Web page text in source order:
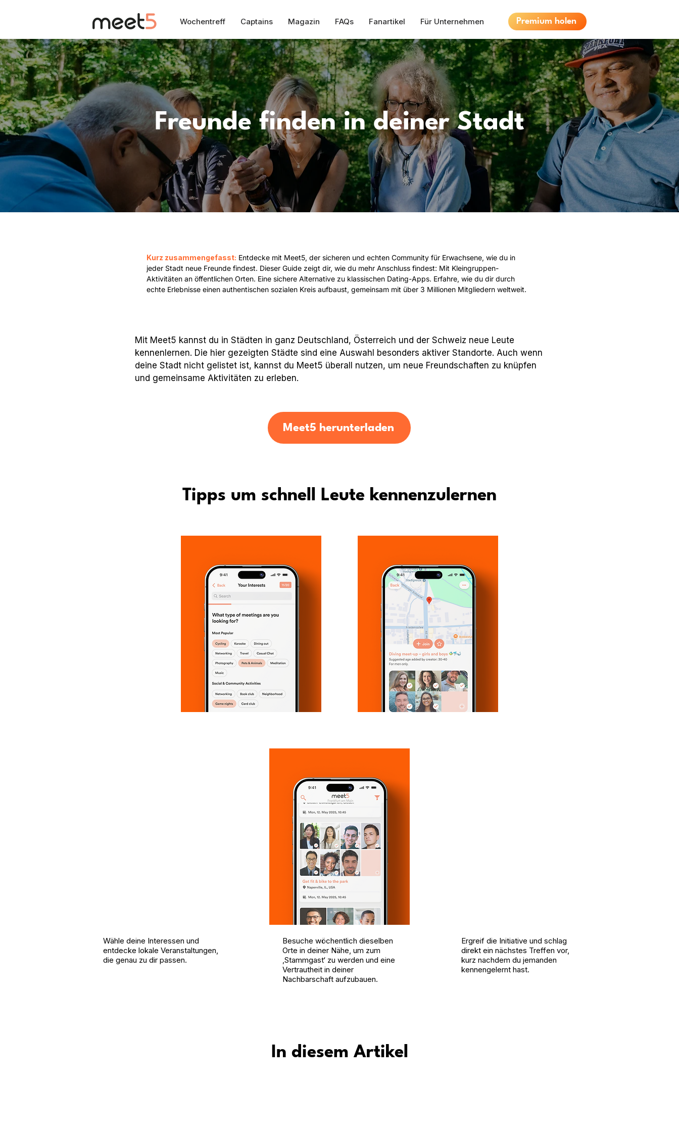
Wochentreff Captains Magazin FAQs Fanartikel Für Unternehmen Premium holen
Freunde finden in deiner Stadt
Kurz zusammengefasst: Entdecke mit Meet5, der sicheren und echten Community für Erwachsene, wie du in
jeder Stadt neue Freunde findest. Dieser Guide zeigt dir, wie du mehr Anschluss findest: Mit Kleingruppen-
Aktivitäten an öffentlichen Orten. Eine sichere Alternative zu klassischen Dating-Apps. Erfahre, wie du dir durch
echte Erlebnisse einen authentischen sozialen Kreis aufbaust, gemeinsam mit über 3 Millionen Mitgliedern weltweit.
Mit Meet5 kannst du in Städten in ganz Deutschland, Österreich und der Schweiz neue Leute
kennenlernen. Die hier gezeigten Städte sind eine Auswahl besonders aktiver Standorte. Auch wenn
deine Stadt nicht gelistet ist, kannst du Meet5 überall nutzen, um neue Freundschaften zu knüpfen
und gemeinsame Aktivitäten zu erleben.
Meet5 herunterladen
Tipps um schnell Leute kennenzulernen
Wähle deine Interessen und
entdecke lokale Veranstaltungen,
die genau zu dir passen.
Besuche wöchentlich dieselben
Orte in deiner Nähe, um zum
‚Stammgast‘ zu werden und eine
Vertrautheit in deiner
Nachbarschaft aufzubauen.
Ergreif die Initiative und schlag
direkt ein nächstes Treffen vor,
kurz nachdem du jemanden
kennengelernt hast.
In diesem Artikel